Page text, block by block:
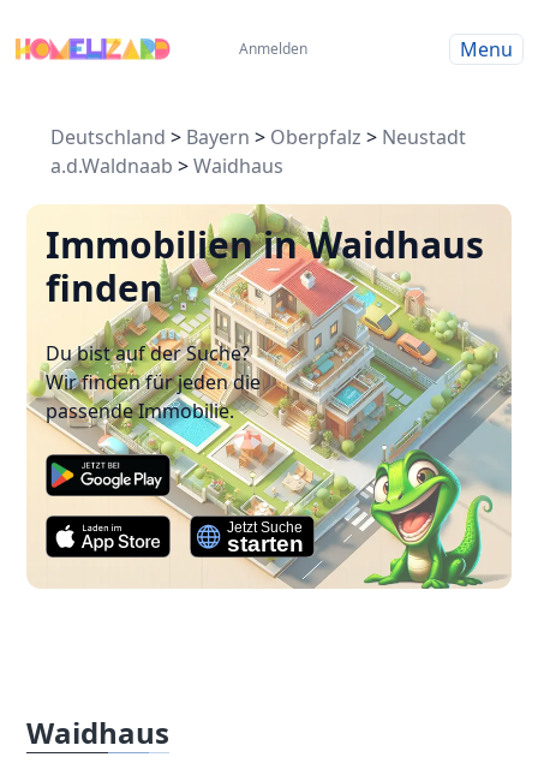
Anmelden Menu
Deutschland > Bayern > Oberpfalz > Neustadt
a.d.Waldnaab >Waidhaus
Immobilien in Waidhaus
finden
Du bist auf der Suche?
Wir finden für jeden die
passende Immobilie.
Waidhaus